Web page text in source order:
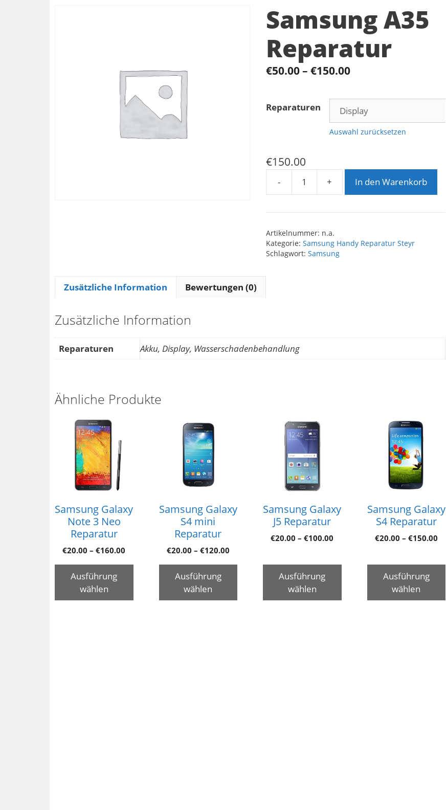
Samsung A35
Reparatur
€50.00– €150.00
Reparaturen
Auswahl zurücksetzen
€150.00
-
Samsung
Reparatur
+ In den Warenkorb
Artikelnummer: n.a.
Kategorie: Samsung Handy Reparatur Steyr
Schlagwort: Samsung
Zusätzliche Information Bewertungen (0)
Zusätzliche Information
Reparaturen Akku, Display, Wasserschadenbehandlung
Ähnliche Produkte
Samsung Galaxy
Note 3 Neo
Reparatur
€20.00 –€160.00
Ausführung
wählen
Samsung Galaxy
S4 mini
Reparatur
€20.00 – €120.00
Ausführung
wählen
Samsung Galaxy
J5 Reparatur
€20.00 –€100.00
Ausführung
wählen
Samsung Galaxy
S4 Reparatur
€20.00 – €150.00
Ausführung
wählen